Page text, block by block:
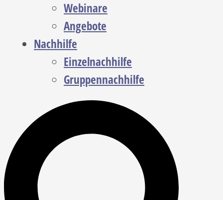
Webinare
Angebote
Nachhilfe
Einzelnachhilfe
Gruppennachhilfe